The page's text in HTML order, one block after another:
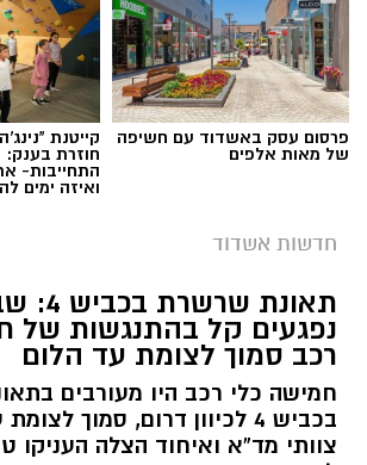
פרסום עסק באשדוד עם חשיפה
של מאות אלפים
קייטנת
חוזרת בענק:
התחייבות-
ואיזה ימים
חדשות אשדוד
תאונת
נפגעים קל בהתנגשות של
רכב סמוך לצומת עד הלום
חמישה כלי רכב היו מעורבים
בכביש 4 לכיוון דרום, סמוך
צוותי מד”א ואיחוד הצלה העניקו